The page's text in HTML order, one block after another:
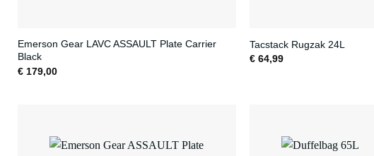
Emerson Gear LAVC ASSAULT Plate Carrier
Black
€179,00
Tacstack Rugzak 24L
€ 64,99